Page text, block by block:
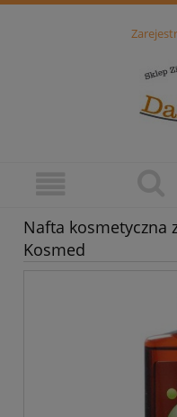
Nafta kosmetyczna
Kosmed